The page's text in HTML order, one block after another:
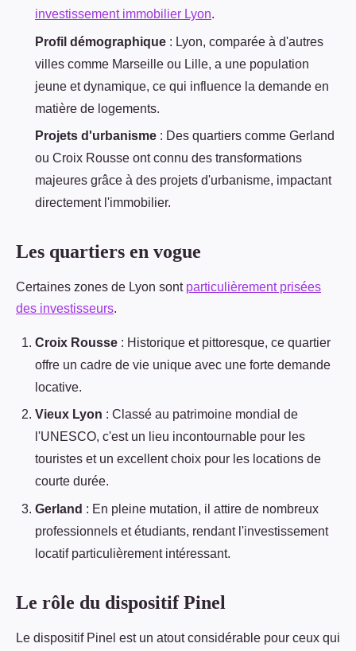
investissement immobilier Lyon.
Profil démographique : Lyon, comparée à d'autres
villes comme Marseille ou Lille, a une population
jeune et dynamique, ce qui influence la demande en
matière de logements.
Projets d'urbanisme : Des quartiers comme Gerland
ou Croix Rousse ont connu des transformations
majeures grâce à des projets d'urbanisme, impactant
directement l'immobilier.
Les quartiers en vogue
Certaines zones de Lyon sont particulièrement prisées
des investisseurs.
Croix Rousse : Historique et pittoresque, ce quartier
offre un cadre de vie unique avec une forte demande
locative.
Vieux Lyon : Classé au patrimoine mondial de
l'UNESCO, c'est un lieu incontournable pour les
touristes et un excellent choix pour les locations de
courte durée.
Gerland : En pleine mutation, il attire de nombreux
professionnels et étudiants, rendant l'investissement
locatif particulièrement intéressant.
Le rôle du dispositif Pinel
Le dispositif Pinel est un atout considérable pour ceux qui